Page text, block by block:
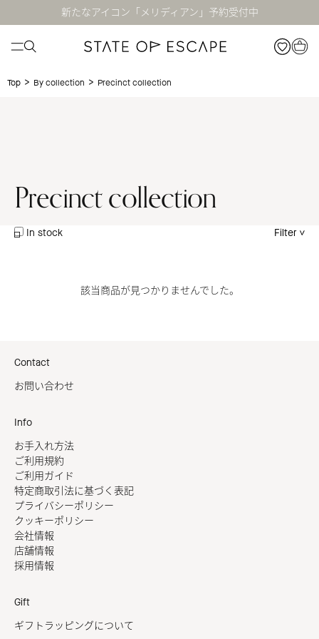
新たなアイコン「メリディアン」予約受付中
Top > By collection > Precinct collection
Precinct collection
In stock Filter
該当商品が見つかりませんでした。
Contact
お問い合わせ
Info
お手入れ方法
ご利用規約
ご利用ガイド
特定商取引法に基づく表記
プライバシーポリシー
クッキーポリシー
会社情報
店舗情報
採用情報
Gift
ギフトラッピングについて